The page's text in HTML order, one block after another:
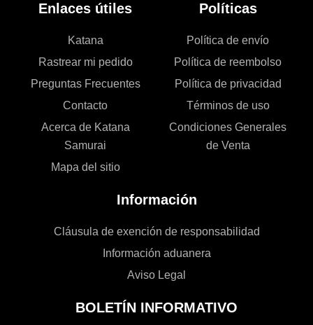
Enlaces útiles
Katana
Rastrear mi pedido
Preguntas Frecuentes
Contacto
Acerca de Katana
Samurai
Mapa del sitio
Políticas
Política de envío
Política de reembolso
Política de privacidad
Términos de uso
Condiciones Generales
de Venta
Información
Cláusula de exención de responsabilidad
Información aduanera
Aviso Legal
BOLETÍN INFORMATIVO